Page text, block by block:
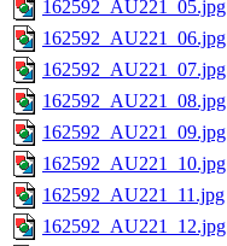
162592_AU221_05.jpg
162592_AU221_06.jpg
162592_AU221_07.jpg
162592_AU221_08.jpg
162592_AU221_09.jpg
162592_AU221_10.jpg
162592_AU221_11.jpg
162592_AU221_12.jpg